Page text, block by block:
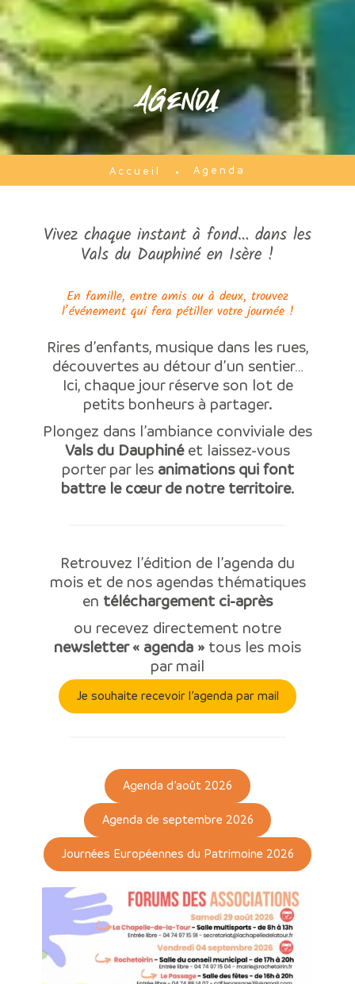
Agenda
Accueil Agenda
Vivez chaque instant à fond… dans les
Vals du Dauphiné en Isère !
En famille, entre amis ou à deux, trouvez
l’événement qui fera pétiller votre journée !
Rires d’enfants, musique dans les rues,
découvertes au détour d’un sentier…
Ici, chaque jour réserve son lot de
petits bonheurs à partager.
Plongez dans l’ambiance conviviale des
Vals du Dauphinéet laissez-vous
porter par les animations qui font
battre le cœur de notre territoire.
Retrouvez l’édition de l’agenda du
mois et de nos agendas thématiques
en téléchargement ci-après
ou recevez directement notre
newsletter « agenda » tous les mois
par mail
Je souhaite recevoir l’agenda par mail
Agenda d’août 2026
Agenda de septembre 2026
Journées Européennes du Patrimoine 2026